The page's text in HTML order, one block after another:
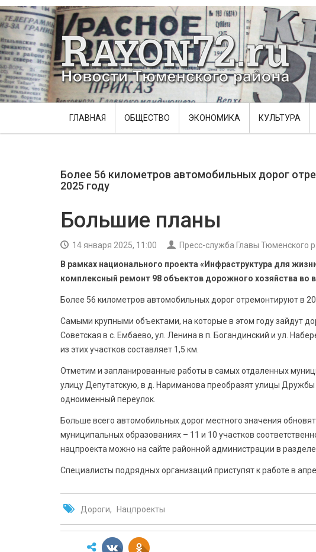
ГЛАВНАЯ ОБЩЕСТВО ЭКОНОМИКА КУЛЬТУРА
Более 56 километров автомобильных дорог
2025 году
Большие планы
14 января 2025, 11:00 Пресс-служба Главы Тюменского
В рамках национального проекта «Инфраструктура для
комплексный ремонт 98 объектов дорожного хозяйства во
Более 56 километров автомобильных дорог отремонтируют в
Самыми крупными объектами, на которые в этом году зайдут
Советская в с. Ембаево, ул. Ленина в п. Богандинский и ул.
из этих участков составляет 1,5 км.
Отметим и запланированные работы в самых отдаленных
улицу Депутатскую, в д. Нариманова преобразят улицы
одноименный переулок.
Больше всего автомобильных дорог местного значения
муниципальных образованиях – 11 и 10 участков
нацпроекта можно на сайте районной администрации в разделе
Специалисты подрядных организаций приступят к работе в
Дороги Нацпроекты